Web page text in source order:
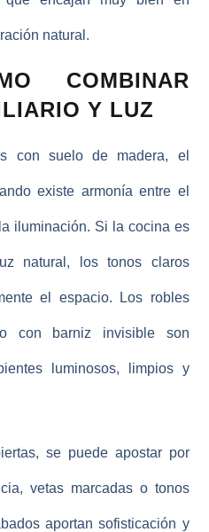
natural.
COMBINAR
Y LUZ
con suelo de madera, el
existe armonía entre el
iluminación. Si la cocina es
natural, los tonos claros
el espacio. Los robles
o con barniz invisible son
luminosos, limpios y
se puede apostar por
vetas marcadas o tonos
aportan sofisticación y